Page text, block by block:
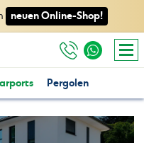
neuen Online-Shop!
Pergolen